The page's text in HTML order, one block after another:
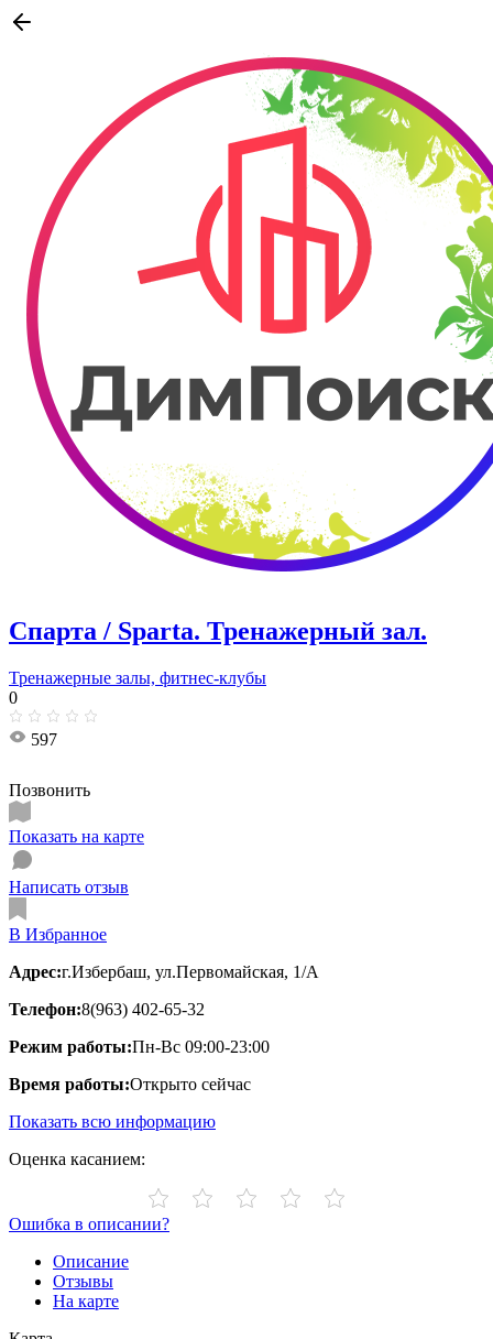
Спарта / Sparta. Тренажерный зал.
Тренажерные залы, фитнес-клубы
0
597
Позвонить
Показать на карте
Написать отзыв
В Избранное
Адрес:г.Избербаш, ул.Первомайская, 1/А
Телефон:8(963) 402-65-32
Режим работы:Пн-Вс 09:00-23:00
Время работы:Открыто сейчас
Показать всю информацию
Оценка касанием:
Ошибка в описании?
Описание
Отзывы
На карте